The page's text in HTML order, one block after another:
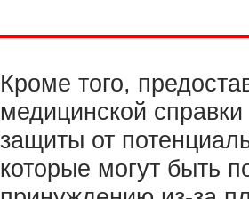
Кроме того,
медицинской
защиты от
которые могут быть